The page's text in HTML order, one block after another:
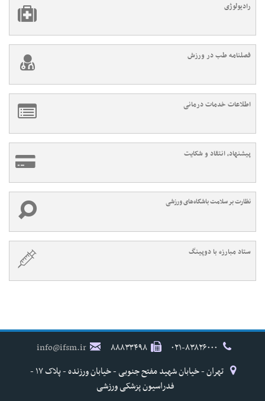
رادیولوژی
فصلنامه طب در ورزش
اطلاعات خدمات درمانی
پیشنهاد، انتقاد و شکایت
نظارت بر سلامت باشگاه‌های ورزشی
ستاد مبارزه با دوپینگ
۸۸۸۳۳۴۹۸
info@ifsm.ir
تهران - خیابان شهید مفتح جنوبی - خیابان ورزنده - پلاک ۱۷ -
فدراسیون پزشکی ورزشی